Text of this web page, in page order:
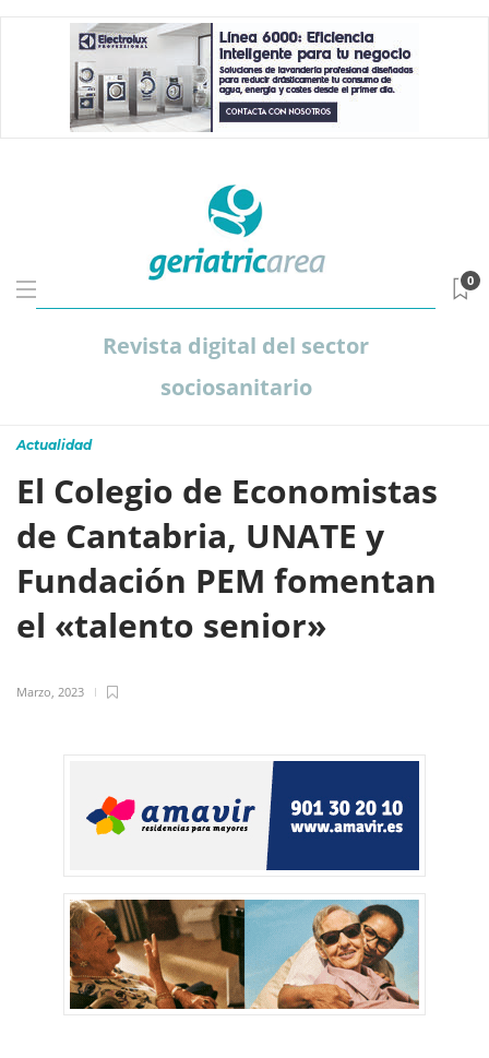
Revista digital del sector
sociosanitario
0
Actualidad
El Colegio de Economistas
de Cantabria, UNATE y
Fundación PEM fomentan
el «talento senior»
Marzo, 2023